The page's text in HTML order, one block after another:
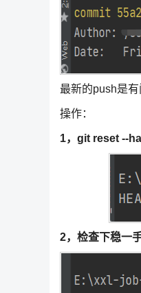
最新的push是
操作：
1，git reset --
2，检查下稳一